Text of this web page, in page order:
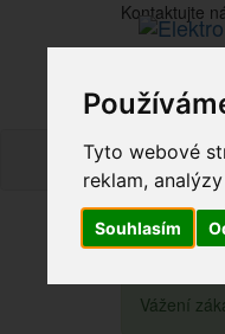
Tyto webové
reklam,
Souhlasím
Kontaktujte
Vážení